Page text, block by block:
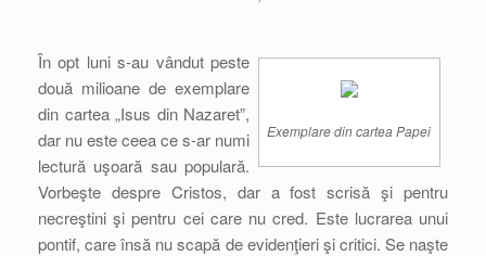
Exemplare din cartea Papei
În opt luni s-au vândut peste
două milioane de exemplare
din cartea „Isus din Nazaret”,
dar nu este ceea ce s-ar numi
lectură uşoară sau populară.
Vorbeşte despre Cristos, dar a fost scrisă şi pentru
necreştini şi pentru cei care nu cred. Este lucrarea unui
pontif, care însă nu scapă de evidenţieri şi critici. Se naşte